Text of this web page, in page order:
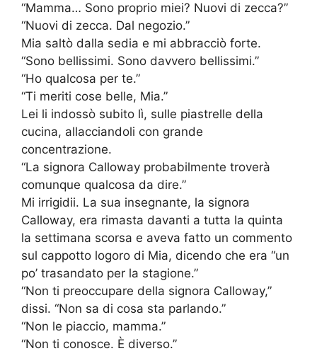
“Mamma… Sono proprio miei? Nuovi di zecca?”
“Nuovi di zecca. Dal negozio.”
Mia saltò dalla sedia e mi abbracciò forte.
“Sono bellissimi. Sono davvero bellissimi.”
“Ho qualcosa per te.”
“Ti meriti cose belle, Mia.”
Lei li indossò subito lì, sulle piastrelle della
cucina, allacciandoli con grande
concentrazione.
“La signora Calloway probabilmente troverà
comunque qualcosa da dire.”
Mi irrigidii. La sua insegnante, la signora
Calloway, era rimasta davanti a tutta la quinta
la settimana scorsa e aveva fatto un commento
sul cappotto logoro di Mia, dicendo che era “un
po’ trasandato per la stagione.”
“Non ti preoccupare della signora Calloway,”
dissi. “Non sa di cosa sta parlando.”
“Non le piaccio, mamma.”
“Non ti conosce. È diverso.”